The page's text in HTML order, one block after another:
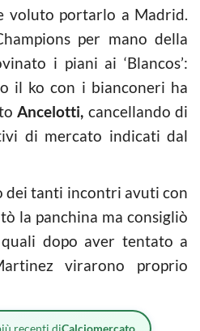
voluto portarlo a Madrid.
per mano della
i piani ai ‘Blancos’:
il ko con i bianconeri ha
Ancelotti, cancellando di
di mercato indicati dal
dei tanti incontri avuti con
la panchina ma consigliò
dopo aver tentato a
virarono proprio
recenti diCalciomercato